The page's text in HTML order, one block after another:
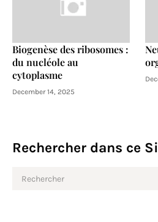
Biogenèse des ribosomes :
du nucléole au
cytoplasme
December 14, 2025
Rechercher dans ce